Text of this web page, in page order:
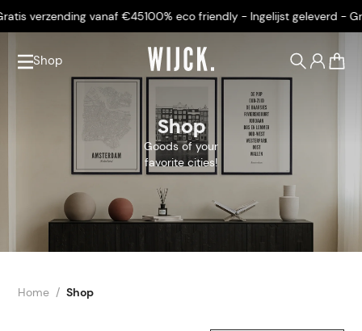
verzending vanaf €45100% eco friendly - Ingelijst geleverd -
Shop
Shop
Goods of your
favorite cities!
Home Shop